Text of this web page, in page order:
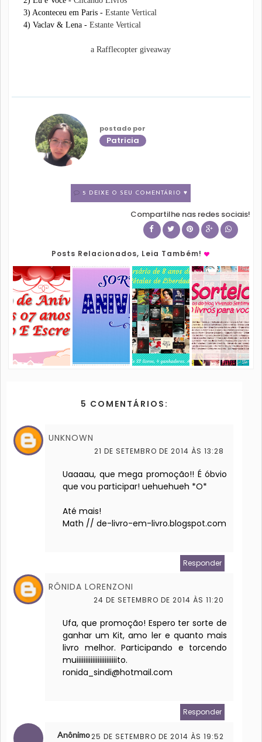
3) Aconteceu em Paris - Estante Vertical
4) Vaclav & Lena - Estante Vertical
a Rafflecopter giveaway
postado por
Patricia
5 DEIXE O SEU COMENTÁRIO ♥
Compartilhe nas redes sociais!
Posts Relacionados, Leia Também!
5 COMENTÁRIOS:
UNKNOWN
21 DE SETEMBRO DE 2014 ÀS 13:28
Uaaaau, que mega promoção!! É óbvio
que vou participar! uehuehueh *O*
Até mais!
Math // de-livro-em-livro.blogspot.com
Responder
RÔNIDA LORENZONI
24 DE SETEMBRO DE 2014 ÀS 11:20
Ufa, que promoção! Espero ter sorte de
ganhar um Kit, amo ler e quanto mais
livro melhor. Participando e torcendo
muiiiiiiiiiiiiiiiiiiiiiiito.
ronida_sindi@hotmail.com
Responder
Anônimo25 DE SETEMBRO DE 2014 ÀS 19:52